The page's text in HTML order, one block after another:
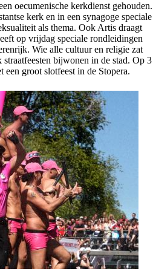
oecumenische kerkdienst gehouden.
kerk en in een synagoge speciale
als thema. Ook Artis draagt
op vrijdag speciale rondleidingen
Wie alle cultuur en religie zat
bijwonen in de stad. Op 3
een groot slotfeest in de Stopera.